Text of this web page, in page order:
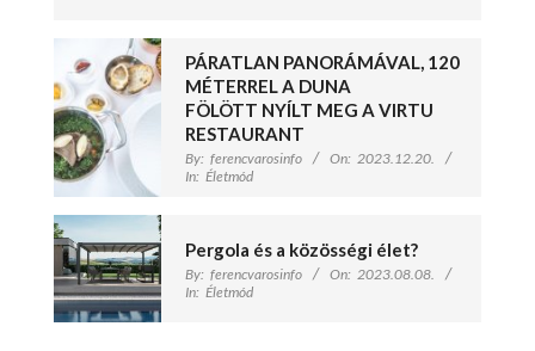
PÁRATLAN PANORÁMÁVAL, 120
MÉTERREL A DUNA
FÖLÖTT NYÍLT MEG A VIRTU
RESTAURANT
By: ferencvarosinfo On: 2023.12.20.
In: Életmód
Pergola és a közösségi élet?
By: ferencvarosinfo On: 2023.08.08.
In: Életmód